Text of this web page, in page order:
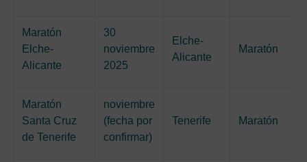
Maratón
Elche-
Alicante
30
noviembre
2025
Elche-
Alicante
Maratón
Maratón
Santa Cruz
de Tenerife
noviembre
(fecha por
confirmar)
Tenerife Maratón